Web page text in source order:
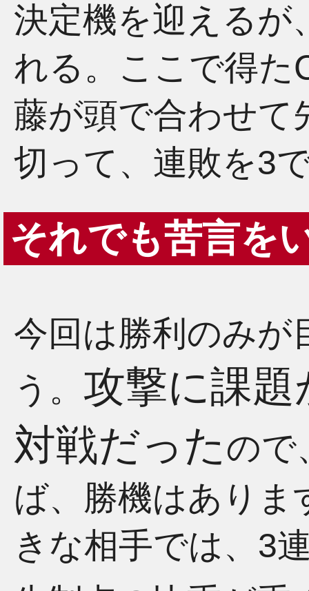
決定機を迎えるが
れる。ここで得た
藤が頭で合わせて
切って、連敗を3
それでも苦言を
今回は勝利のみが
う。 攻撃に課
対戦だったので
ば、勝機はありま
きな相手では、3